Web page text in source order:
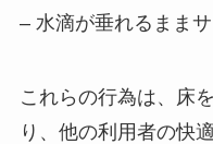
– 水滴が垂れるまま
これらの行為は、床
り、他の利用者の快